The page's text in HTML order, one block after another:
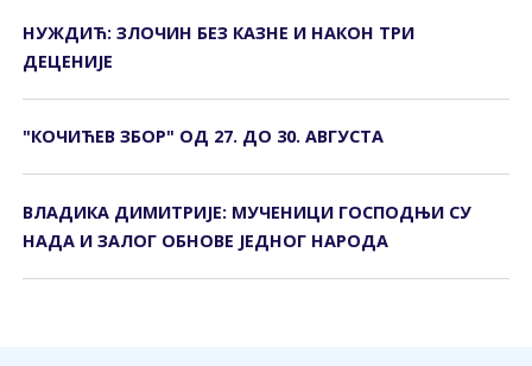
НУЖДИЋ: ЗЛОЧИН БЕЗ КАЗНЕ И НАКОН ТРИ
ДЕЦЕНИЈЕ
"КОЧИЋЕВ ЗБОР" ОД 27. ДО 30. АВГУСТА
ВЛАДИКА ДИМИТРИЈЕ: МУЧЕНИЦИ ГОСПОДЊИ СУ
НАДА И ЗАЛОГ ОБНОВЕ ЈЕДНОГ НАРОДА